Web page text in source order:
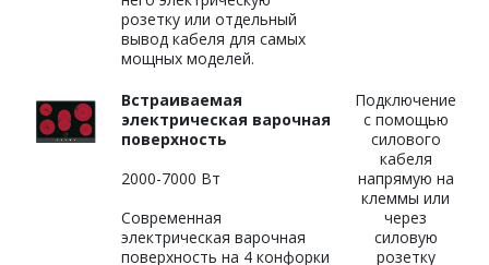
розетку или отдельный
вывод кабеля для самых
мощных моделей.
Встраиваемая
электрическая варочная
поверхность
2000-7000 Вт
Современная
электрическая варочная
поверхность на 4 конфорки
Подключение
с помощью
силового
кабеля
напрямую на
клеммы или
через
силовую
розетку